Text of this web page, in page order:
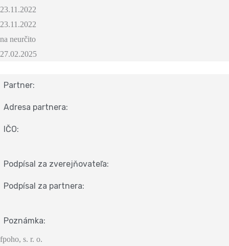
23.11.2022
23.11.2022
na neurčito
27.02.2025
Partner:
Adresa partnera:
IČO:
Podpísal za zverejňovateľa:
Podpísal za partnera:
Poznámka:
fpoho, s. r. o.